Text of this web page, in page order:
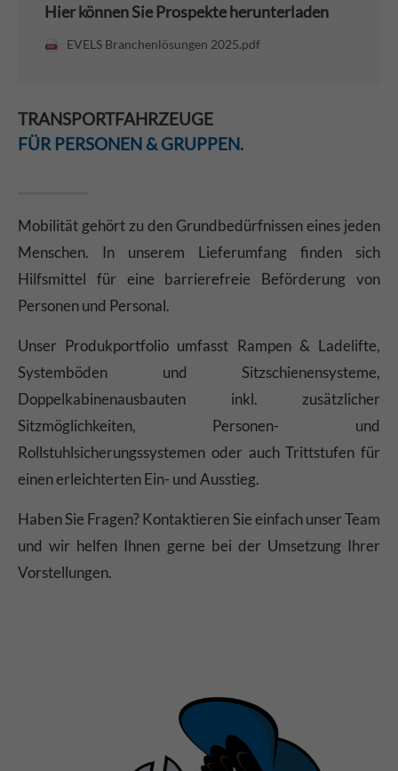
Hier können Sie Prospekte herunterladen
EVELS Branchenlösungen 2025.pdf
TRANSPORTFAHRZEUGE
FÜR PERSONEN & GRUPPEN.
Mobilität gehört zu den Grundbedürfnissen eines jeden
Menschen. In unserem Lieferumfang finden sich
Hilfsmittel für eine barrierefreie Beförderung von
Personen und Personal.
Unser Produkportfolio umfasst Rampen & Ladelifte,
Systemböden und Sitzschienensysteme,
Doppelkabinenausbauten inkl. zusätzlicher
Sitzmöglichkeiten, Personen- und
Rollstuhlsicherungssystemen oder auch Trittstufen für
einen erleichterten Ein- und Ausstieg.
Haben Sie Fragen? Kontaktieren Sie einfach unser Team
und wir helfen Ihnen gerne bei der Umsetzung Ihrer
Vorstellungen.